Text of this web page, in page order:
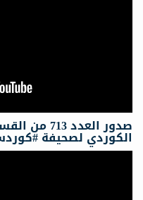
الكوردي لصحيفة